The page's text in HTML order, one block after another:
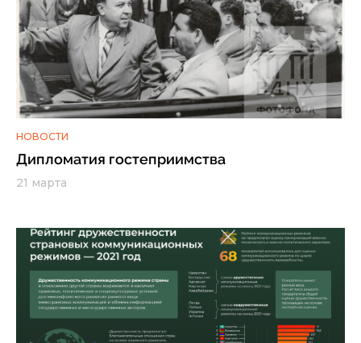
НОВОСТИ
Дипломатия гостеприимства
21 марта